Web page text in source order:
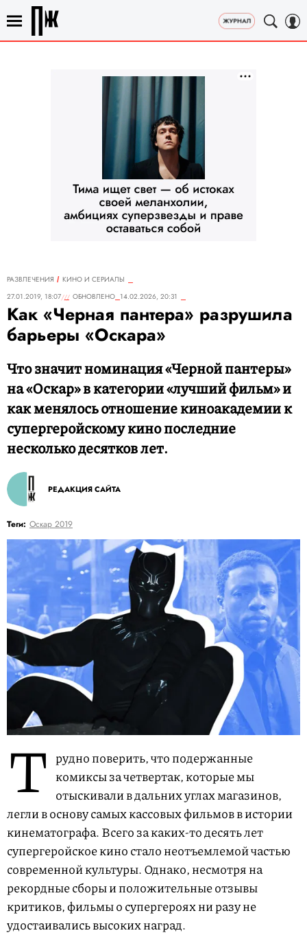
РАЗВЛЕЧЕНИЯ
КИНО И СЕРИАЛЫ
27.01.2019, 18:07
ОБНОВЛЕНО 14.02.2026, 20:31
Как «Черная пантера» разрушила
барьеры «Оскара»
Что значит номинация «Черной пантеры»
на «Оскар» в категории «лучший фильм» и
как менялось отношение киноакадемии к
супергеройскому кино последние
несколько десятков лет.
РЕДАКЦИЯ САЙТА
Теги: Оскар 2019
Т рудно поверить, что подержанные
комиксы за четвертак, которые мы
отыскивали в дальних углах магазинов,
легли в основу самых кассовых фильмов в истории
кинематографа. Всего за каких-то десять лет
супергеройское кино стало неотъемлемой частью
современной культуры. Однако, несмотря на
рекордные сборы и положительные отзывы
критиков, фильмы о супергероях ни разу не
удостаивались высоких наград.